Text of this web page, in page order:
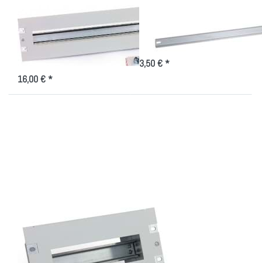
19 Zoll
Schutzschalterleiste
Schutzschalterleiste für
Automaten
16,00 € *
Befestigungsschiene - Hutschiene
für Schaltschrank-Module
3,50 € *
10"
Schutzschalterleiste
mit Hutschiene